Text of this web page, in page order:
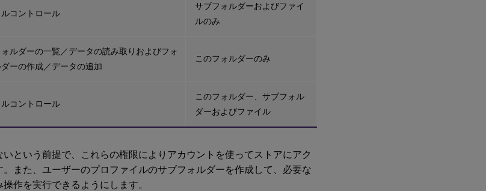
ルコントロール
サブフォルダーおよびファイ
ルのみ
ォルダーの一覧／データの読み取りおよびフォ
ダーの作成／データの追加
このフォルダーのみ
ルコントロール
このフォルダー、サブフォル
ダーおよびファイル
という前提で、これらの権限によりアカウントを使ってストアにアク
また、ユーザーのプロファイルのサブフォルダーを作成して、必要な
作を実行できるようにします。